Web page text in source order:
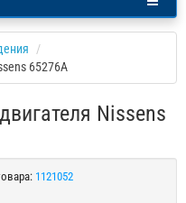
65276A
Nissens
1121052